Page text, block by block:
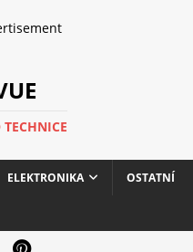
ELEKTRONIKA OSTATNÍ